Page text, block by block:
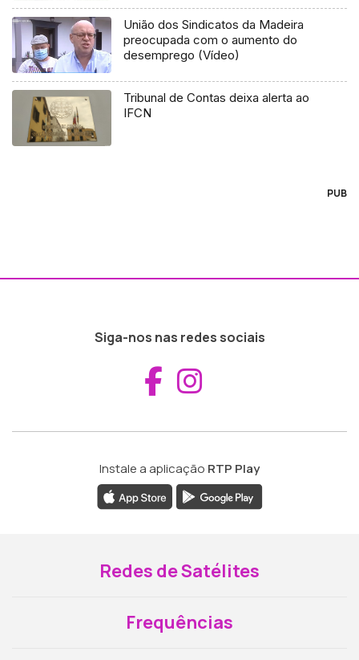
União dos Sindicatos da Madeira
preocupada com o aumento do
desemprego (Vídeo)
Tribunal de Contas deixa alerta ao
IFCN
PUB
Siga-nos nas redes sociais
Aceder ao
Instale a aplicação RTP Play
Redes de Satélites
Frequências